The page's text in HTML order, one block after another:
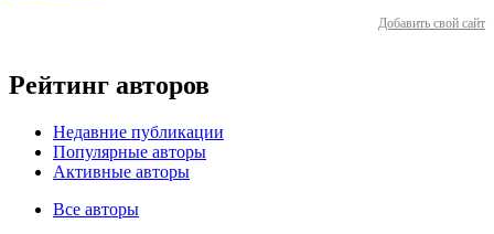
Добавить свой сайт
Рейтинг авторов
Недавние публикации
Популярные авторы
Активные авторы
Все авторы